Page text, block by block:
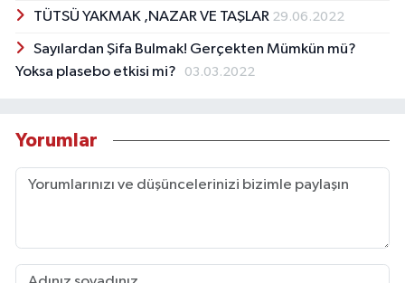
TÜTSÜ YAKMAK ,NAZAR VE TAŞLAR 29.06.2022
Sayılardan Şifa Bulmak! Gerçekten Mümkün mü?
Yoksa plasebo etkisi mi?
03.03.2022
Yorumlar